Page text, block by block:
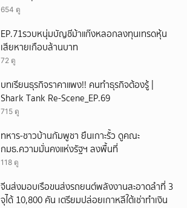
654 ดู
EP.71รวบหนุ่มบัญชีม้าแก๊งหลอกลงทุนเทรดหุ้น
เสียหายเกือบล้านบาท
72 ดู
บทเรียนธุรกิจราคาแพง!! คนทำธุรกิจต้องรู้ |
Shark Tank Re-Scene_EP.69
715 ดู
ทหาร-ชาวบ้านกัมพูชา ยืนเกาะรั้ว ดูคณะ
กมธ.ความมั่นคงแห่งรัฐฯ ลงพื้นที่
118 ดู
จีนส่งมอบเรือขนส่งรถยนต์พลังงานสะอาดลำที่ 3
จุได้ 10,800 คัน เตรียมปล่อยเกาหลีใต้เช่าทำเงิน
ยกเลิก